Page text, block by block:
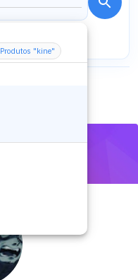
Produtos "kine"